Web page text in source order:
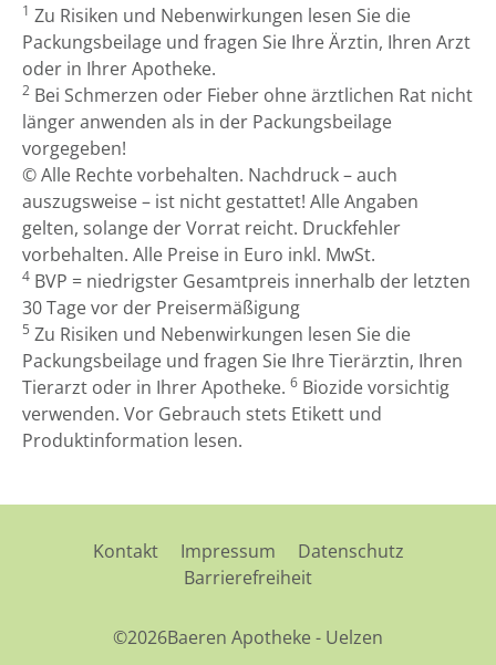
1 Zu Risiken und Nebenwirkungen lesen Sie die
Packungsbeilage und fragen Sie Ihre Ärztin, Ihren Arzt
oder in Ihrer Apotheke.
2 Bei Schmerzen oder Fieber ohne ärztlichen Rat nicht
länger anwenden als in der Packungsbeilage
vorgegeben!
© Alle Rechte vorbehalten. Nachdruck – auch
auszugsweise – ist nicht gestattet! Alle Angaben
gelten, solange der Vorrat reicht. Druckfehler
vorbehalten. Alle Preise in Euro inkl. MwSt.
4 BVP = niedrigster Gesamtpreis innerhalb der letzten
30 Tage vor der Preisermäßigung
5 Zu Risiken und Nebenwirkungen lesen Sie die
Packungsbeilage und fragen Sie Ihre Tierärztin, Ihren
Tierarzt oder in Ihrer Apotheke. 6 Biozide vorsichtig
verwenden. Vor Gebrauch stets Etikett und
Produktinformation lesen.
Kontakt Impressum
Datenschutz
Barrierefreiheit
©2026Baeren Apotheke - Uelzen